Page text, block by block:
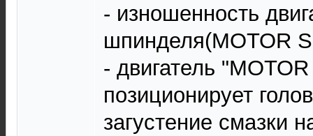
- изношенность
шпинделя(MOTOR
- двигатель
позиционирует
загустение смазки